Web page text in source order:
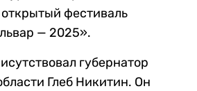
фестиваль
— 2025».
губернатор
Глеб Никитин. Он